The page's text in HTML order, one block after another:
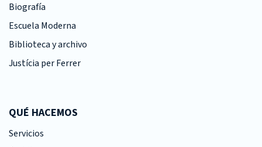
Biografía
Escuela Moderna
Biblioteca y archivo
Justícia per Ferrer
QUÉ HACEMOS
Servicios